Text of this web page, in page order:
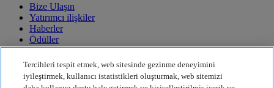
Bize Ulaşın
Yatırımcı ilişkiler
Haberler
Ödüller
Etkinlikler
Sürdürülebilirlik
Tercihleri tespit etmek, web sitesinde gezinme deneyimini
iyileştirmek, kullanıcı istatistikleri oluşturmak, web sitemizi